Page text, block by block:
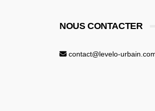
NOUS CONTACTER
contact@levelo-